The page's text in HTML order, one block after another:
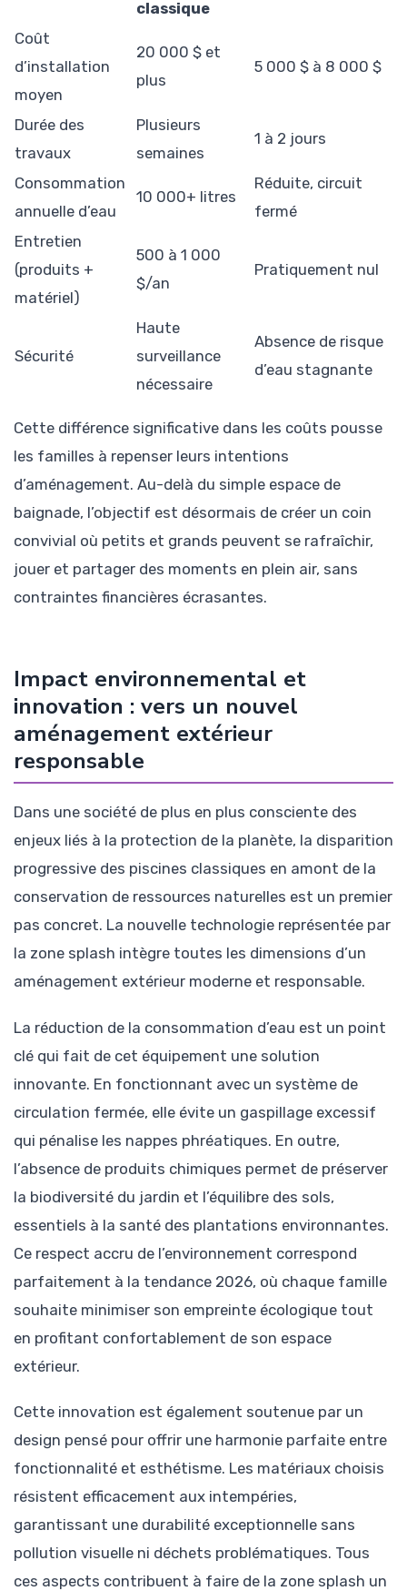
classique
Coût
d’installation
moyen
20 000 $ et
plus
5 000 $ à 8 000 $
Durée des
travaux
Plusieurs
semaines
1 à 2 jours
Consommation
annuelle d’eau
10 000+ litres
Réduite, circuit
fermé
Entretien
(produits +
matériel)
500 à 1 000
$/an
Pratiquement nul
Sécurité
Haute
surveillance
nécessaire
Absence de risque
d’eau stagnante
Cette différence significative dans les coûts pousse
les familles à repenser leurs intentions
d’aménagement. Au-delà du simple espace de
baignade, l’objectif est désormais de créer un coin
convivial où petits et grands peuvent se rafraîchir,
jouer et partager des moments en plein air, sans
contraintes financières écrasantes.
Impact environnemental et
innovation : vers un nouvel
aménagement extérieur
responsable
Dans une société de plus en plus consciente des
enjeux liés à la protection de la planète, la disparition
progressive des piscines classiques en amont de la
conservation de ressources naturelles est un premier
pas concret. La nouvelle technologie représentée par
la zone splash intègre toutes les dimensions d’un
aménagement extérieur moderne et responsable.
La réduction de la consommation d’eau est un point
clé qui fait de cet équipement une solution
innovante. En fonctionnant avec un système de
circulation fermée, elle évite un gaspillage excessif
qui pénalise les nappes phréatiques. En outre,
l’absence de produits chimiques permet de préserver
la biodiversité du jardin et l’équilibre des sols,
essentiels à la santé des plantations environnantes.
Ce respect accru de l’environnement correspond
parfaitement à la tendance 2026, où chaque famille
souhaite minimiser son empreinte écologique tout
en profitant confortablement de son espace
extérieur.
Cette innovation est également soutenue par un
design pensé pour offrir une harmonie parfaite entre
fonctionnalité et esthétisme. Les matériaux choisis
résistent efficacement aux intempéries,
garantissant une durabilité exceptionnelle sans
pollution visuelle ni déchets problématiques. Tous
ces aspects contribuent à faire de la zone splash un